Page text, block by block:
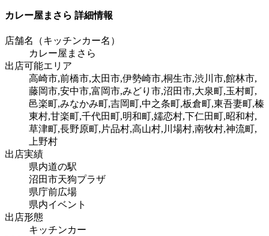
カレー屋まさら 詳細情報
店舗名（キッチンカー名）
カレー屋まさら
出店可能エリア
高崎市,前橋市,太田市,伊勢崎市,桐生市,渋川市,館林市,
藤岡市,安中市,富岡市,みどり市,沼田市,大泉町,玉村町,
邑楽町,みなかみ町,吉岡町,中之条町,板倉町,東吾妻町,榛
東村,甘楽町,千代田町,明和町,嬬恋村,下仁田町,昭和村,
草津町,長野原町,片品村,高山村,川場村,南牧村,神流町,
上野村
出店実績
県内道の駅
沼田市天狗プラザ
県庁前広場
県内イベント
出店形態
キッチンカー